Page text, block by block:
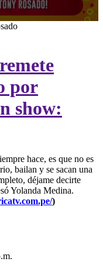
por
show:
hace, es que no es
bailan y se sacan una
déjame decirte
Yolanda Medina.
)